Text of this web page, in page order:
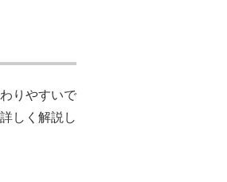
りやすいで
しく解説し